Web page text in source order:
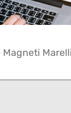
Magneti Marelli